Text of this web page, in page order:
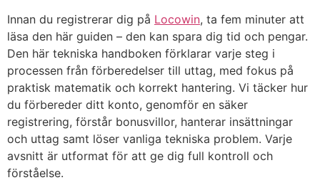
Innan du registrerar dig på Locowin, ta fem minuter att
läsa den här guiden – den kan spara dig tid och pengar.
Den här tekniska handboken förklarar varje steg i
processen från förberedelser till uttag, med fokus på
praktisk matematik och korrekt hantering. Vi täcker hur
du förbereder ditt konto, genomför en säker
registrering, förstår bonusvillor, hanterar insättningar
och uttag samt löser vanliga tekniska problem. Varje
avsnitt är utformat för att ge dig full kontroll och
förståelse.